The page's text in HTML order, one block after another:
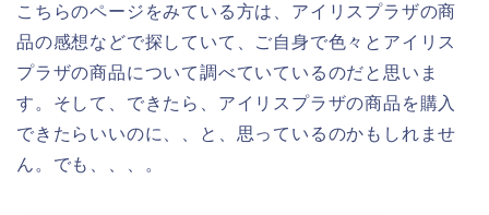
こちらのページをみている方は、アイリスプラザの商
品の感想などで探していて、ご自身で色々とアイリス
プラザの商品について調べていているのだと思いま
す。そして、できたら、アイリスプラザの商品を購入
できたらいいのに、、と、思っているのかもしれませ
ん。でも、、、。